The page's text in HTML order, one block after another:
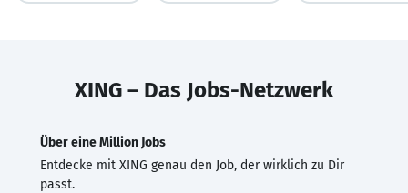
XING – Das Jobs-Netzwerk
Über eine Million Jobs
Entdecke mit XING genau den Job, der wirklich zu Dir
passt.